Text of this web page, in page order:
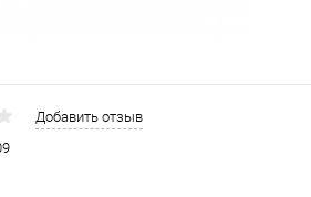
Добавить отзыв